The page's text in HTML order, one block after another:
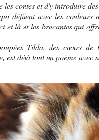
contes et d'y introduire
défilent avec les couleurs
et là et les brocantes qui
Tilda, des cœurs de
déjà tout un poème avec